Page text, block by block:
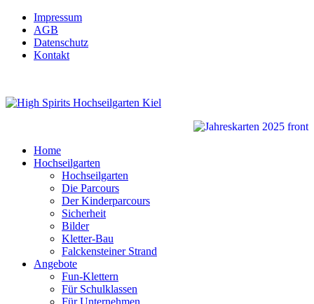
Impressum
AGB
Datenschutz
Kontakt
Home
Hochseilgarten
Hochseilgarten
Die Parcours
Der Kinderparcours
Sicherheit
Bilder
Kletter-Bau
Falckensteiner Strand
Angebote
Fun-Klettern
Für Schulklassen
Für Unternehmen